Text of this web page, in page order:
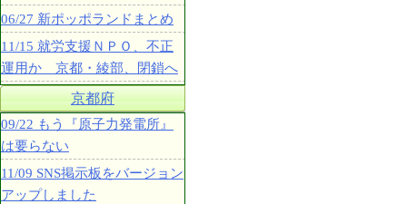
06/27 新ポッポランドまとめ
11/15 就労支援ＮＰＯ、不正
運用か 京都・綾部、閉鎖へ
京都府
09/22 もう『原子力発電所』
は要らない
11/09 SNS掲示板をバージョン
アップしました